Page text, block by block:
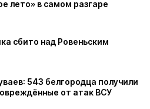
лето» в самом разгаре
сбито над Ровеньским
543 белгородца получили
от атак ВСУ